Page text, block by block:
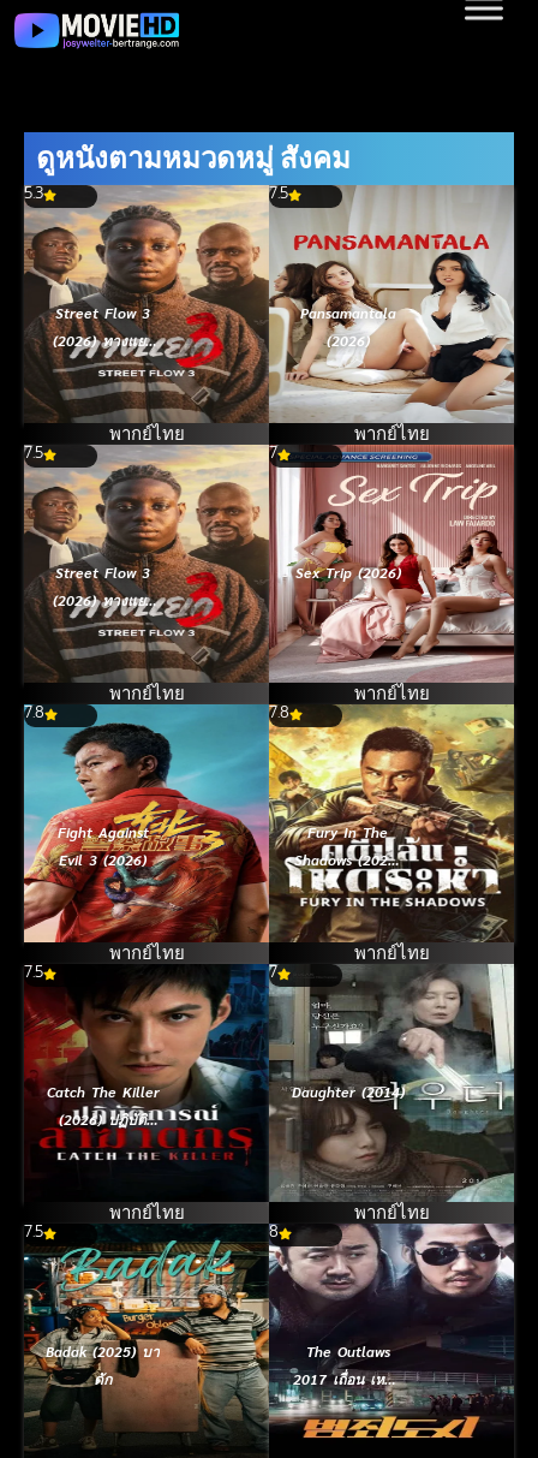
ดูหนังตามหมวดหมู่ สังคม
5.3
Street Flow 3
(2026) ทางแยก
3
พากย์ไทย
7.5
Pansamantala
(2026)
พากย์ไทย
7.5
Street Flow 3
(2026) ทางแยก
3
พากย์ไทย
7
Sex Trip (2026)
พากย์ไทย
7.8
Fight Against
Evil 3 (2026)
พากย์ไทย
7.8
Fury In The
Shadows (2026)
คดีปล้นโหดระห่ำ
พากย์ไทย
7.5
Catch The Killer
(2026) ปฏิบัติ
การณ์ล่าฆาตกร
พากย์ไทย
7
Daughter (2014)
พากย์ไทย
7.5
Badak (2025) บา
ดัก
8
The Outlaws
2017 เถื่อน เหนือ
กฏหมาย